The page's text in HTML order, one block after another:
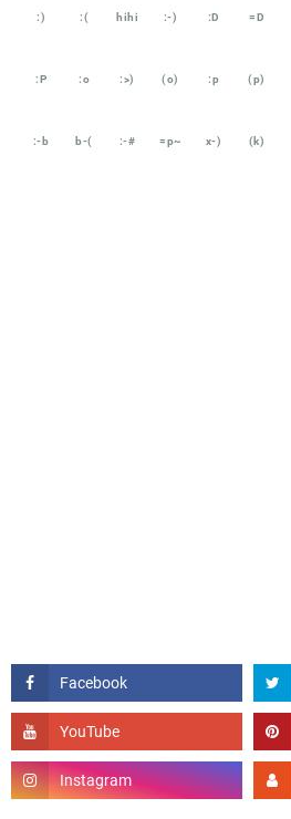
:) :( hihi :-) :D =D
:P :o :>) (o) :p (p)
:-b b-( :-# =p~ x-) (k)